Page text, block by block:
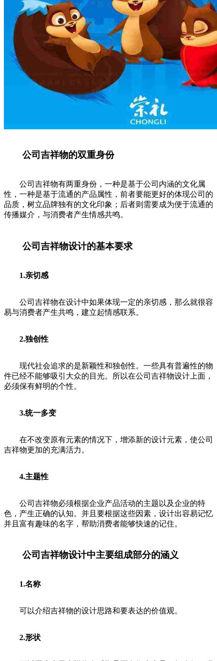
公司吉祥物的双重身份
公司吉祥物有两重身份，一种是基于公司内涵的文化属
性，一种是基于流通的产品属性，前者要能更好的体现公司的
品质，树立品牌独有的文化印象；后者则需要成为便于流通的
传播媒介，与消费者产生情感共鸣。
公司吉祥物设计的基本要求
1.亲切感
公司吉祥物在设计中如果体现一定的亲切感，那么就很容
易与消费者产生共鸣，建立起情感联系。
2.独创性
现代社会追求的是新颖性和独创性。一些具有普遍性的物
件已经不能够吸引大众的目光。所以在公司吉祥物设计上面，
必须保有鲜明的个性。
3.统一多变
在不改变原有元素的情况下，增添新的设计元素，使公司
吉祥物更加的充满活力。
4.主题性
公司吉祥物必须根据企业产品活动的主题以及企业的特
色，产生正确的认知。并且要根据这些因素，设计出容易记忆
并且富有趣味的名字，帮助消费者能够快速的记住。
公司吉祥物设计中主要组成部分的涵义
1.名称
可以介绍吉祥物的设计思路和要表达的价值观。
2.形状